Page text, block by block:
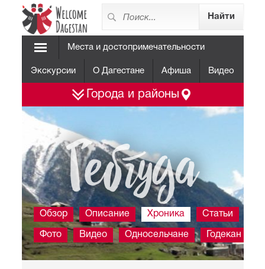
Места и достопримечательности
Экскурсии О Дагестане Афиша Видео
Города и районы
Гебгуда
Обзор Описание Хроника Статьи
Фото Видео Односельчане Годекан